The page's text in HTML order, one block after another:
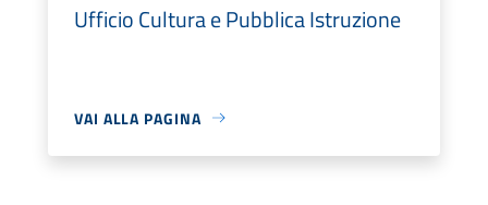
Ufficio Cultura e Pubblica Istruzione
VAI ALLA PAGINA